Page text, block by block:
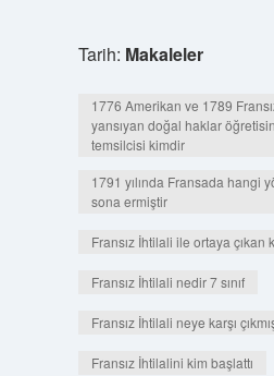
Tarih: Makaleler
1776 Amerikan ve 1789
yansıyan doğal haklar
temsilcisi kimdir
1791 yılında Fransada hangi
sona ermiştir
Fransız İhtilali ile ortaya
Fransız İhtilali nedir 7 sınıf
Fransız İhtilali neye karşı
Fransız İhtilalini kim başlattı